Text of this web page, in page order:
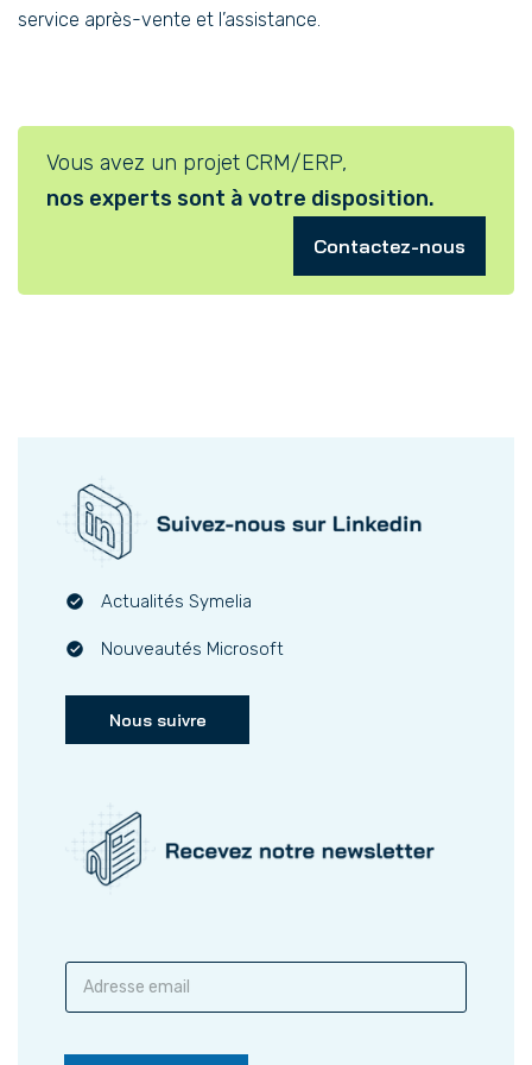
service après-vente et l’assistance.
Vous avez un projet CRM/ERP,
nos experts sont à votre disposition.
Contactez-nous
Actualités Symelia
Nouveautés Microsoft
Nous suivre
S
i